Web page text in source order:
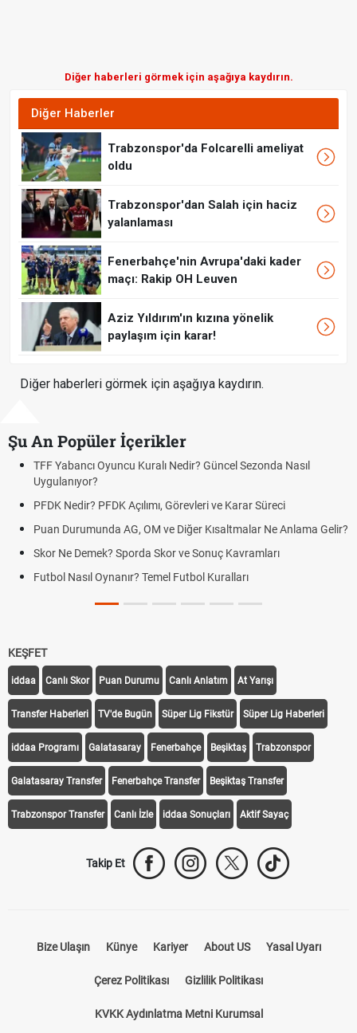
Diğer haberleri görmek için aşağıya kaydırın.
Diğer Haberler
Trabzonspor'da Folcarelli ameliyat
oldu
Trabzonspor'dan Salah için haciz
yalanlaması
Fenerbahçe'nin Avrupa'daki kader
maçı: Rakip OH Leuven
Aziz Yıldırım'ın kızına yönelik
paylaşım için karar!
Diğer haberleri görmek için aşağıya kaydırın.
Şu An Popüler İçerikler
Oyuncu Kuralı Nedir? Güncel Sezonda Nasıl
Nedir? PFDK Açılımı, Görevleri ve Karar Süreci
Durumunda AG, OM ve Diğer Kısaltmalar Ne Anlama Gelir?
Ne Demek? Sporda Skor ve Sonuç Kavramları
Nasıl Oynanır? Temel Futbol Kuralları
KEŞFET
iddaa Canlı Skor Puan Durumu Canlı Anlatım At Yarışı
Transfer Haberleri TV'de Bugün Süper Lig Fikstür Süper Lig Haberleri
iddaa Programı Galatasaray Fenerbahçe Beşiktaş Trabzonspor
Galatasaray Transfer Fenerbahçe Transfer Beşiktaş Transfer
Canlı İzle iddaa Sonuçları Aktif Sayaç
Künye Kariyer About US
Çerez Politikası Gizlilik Politikası